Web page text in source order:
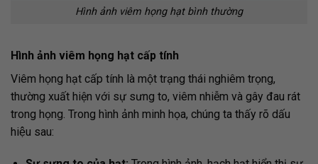
Hình ảnh viêm họng hạt bình thường
Hình ảnh viêm họng hạt cấp tính
Viêm họng hạt cấp tính là một trạng thái nghiêm trọng,
thường xuất hiện với sự sưng to, viêm nhiễm và gây đau rát
trong họng. Trong hình ảnh minh họa, chúng ta thấy rõ dấu
hiệu sau: